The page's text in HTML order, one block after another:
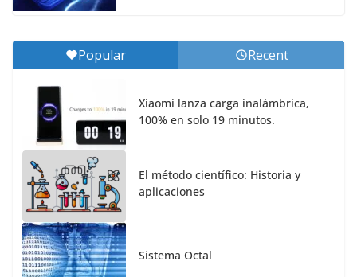
Popular Recent
Xiaomi lanza carga inalámbrica,
100% en solo 19 minutos.
El método científico: Historia y
aplicaciones
Sistema Octal